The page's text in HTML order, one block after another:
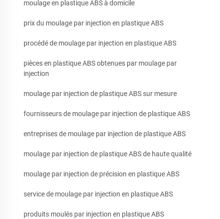
moulage en plastique ABS à domicile
prix du moulage par injection en plastique ABS
procédé de moulage par injection en plastique ABS
pièces en plastique ABS obtenues par moulage par
injection
moulage par injection de plastique ABS sur mesure
fournisseurs de moulage par injection de plastique ABS
entreprises de moulage par injection de plastique ABS
moulage par injection de plastique ABS de haute qualité
moulage par injection de précision en plastique ABS
service de moulage par injection en plastique ABS
produits moulés par injection en plastique ABS